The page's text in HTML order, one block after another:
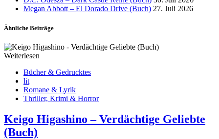
Megan Abbott – El Dorado Drive (Buch) 27. Juli 2026
Ähnliche Beiträge
Weiterlesen
Bücher & Gedrucktes
lit
Romane & Lyrik
Thriller, Krimi & Horror
Keigo Higashino – Verdächtige Geliebte
(Buch)